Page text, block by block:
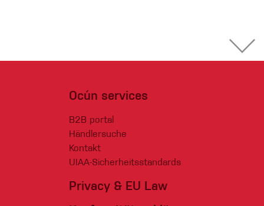
Ocún services
B2B portal
Händlersuche
Kontakt
UIAA-Sicherheitsstandards
Privacy & EU Law